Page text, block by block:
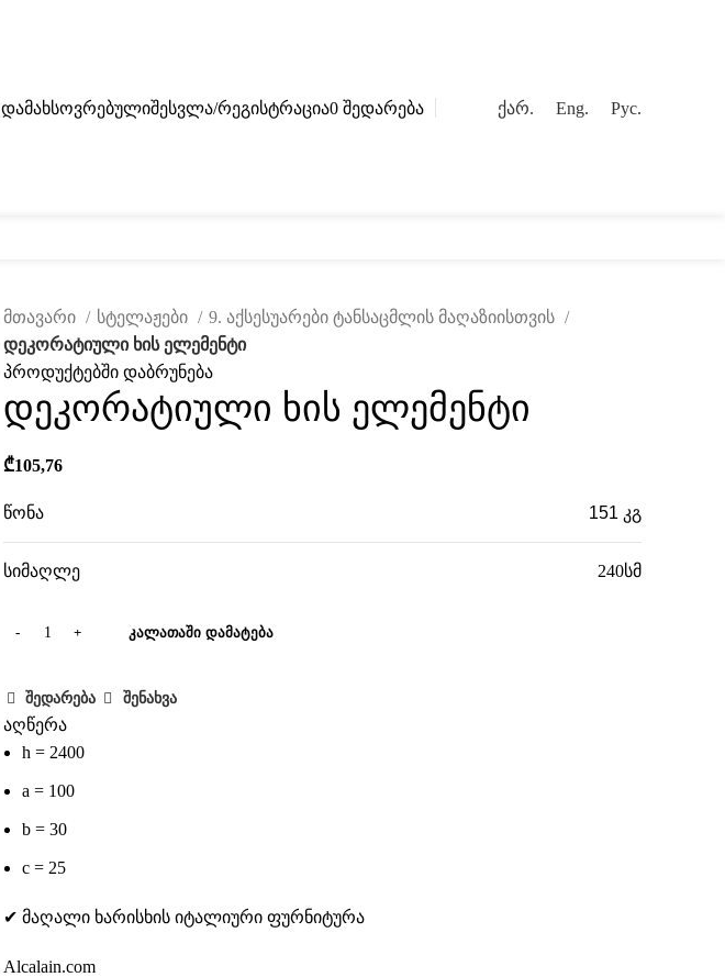
დამახსოვრებულიშესვლა/რეგისტრაცია0 შედარება ქარ. Eng. Рус.
მთავარი სტელაჟები
9. აქსესუარები ტანსაცმლის მაღაზიისთვის
დეკორატიული ხის ელემენტი
პროდუქტებში დაბრუნება
დეკორატიული ხის ელემენტი
₾105,76
წონა 151 კგ
სიმაღლე 240სმ
ᲙᲐᲚᲐᲗᲐᲨᲘ ᲓᲐᲛᲐᲢᲔᲑᲐ
შედარება შენახვა
აღწერა
h = 2400
a = 100
b = 30
c = 25
✔ მაღალი ხარისხის იტალიური ფურნიტურა
Alcalain.com